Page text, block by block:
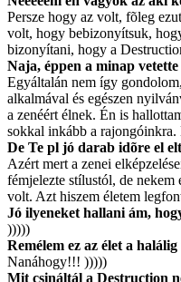
Persze hogy az volt, fõleg
volt, hogy bebizonyítsuk,
bizonyítani, hogy a
Naja, éppen a minap
Egyáltalán nem így
alkalmával és egészen
a zenéért élnek. Én is
sokkal inkább a rajongóinkra.
De Te pl jó darab idõre el
Azért mert a zenei
fémjelezte stílustól, de nekem
volt. Azt hiszem életem
Jó ilyeneket hallani ám,
)))))
Remélem ez az élet a
Nanáhogy!!! )))))
Mit csináltál a Destruction